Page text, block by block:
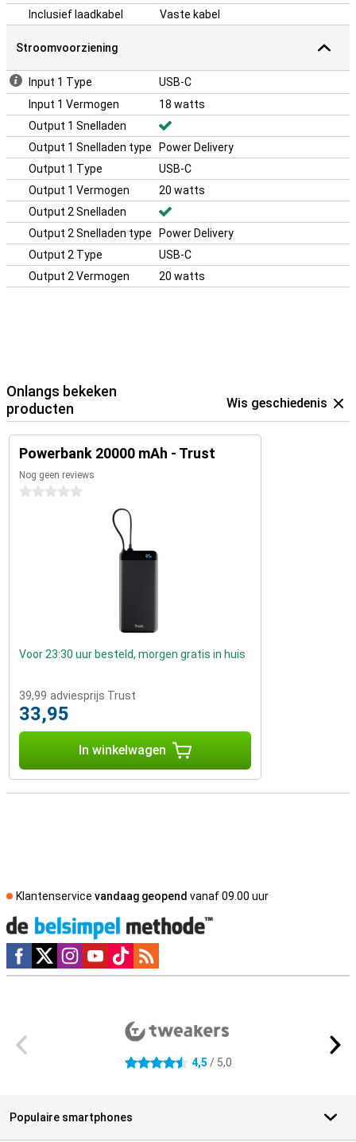
Inclusief laadkabel Vaste kabel
Stroomvoorziening
Input 1 Type
USB-C
Input 1 Vermogen
18 watts
Output 1 Snelladen
Output 1 Snelladen type
Power Delivery
Output 1 Type
USB-C
Output 1 Vermogen
20 watts
Output 2 Snelladen
Output 2 Snelladen type
Power Delivery
Output 2 Type
USB-C
Output 2 Vermogen
20 watts
Onlangs bekeken
producten
Wis geschiedenis
Powerbank 20000 mAh - Trust
Nog geen reviews
0 sterren
Voor 23:30 uur besteld, morgen gratis in huis
39,99 adviesprijs Trust
33,95
In winkelwagen
Klantenservice vandaag geopend vanaf 09.00 uur
Social media
4.5 sterren 4,5 / 5,0
Populaire smartphones